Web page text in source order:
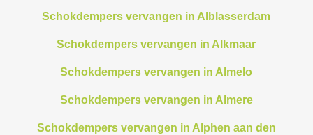
Schokdempers vervangen in Alblasserdam
Schokdempers vervangen in Alkmaar
Schokdempers vervangen in Almelo
Schokdempers vervangen in Almere
Schokdempers vervangen in Alphen aan den